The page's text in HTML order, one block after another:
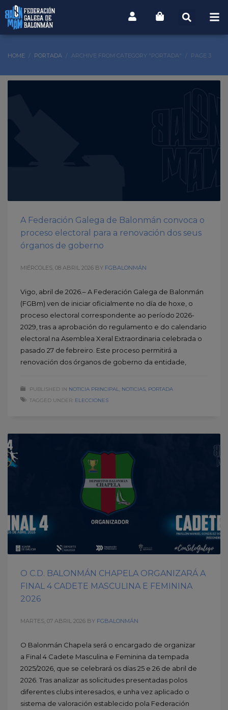
HOME PORTADA ARCHIVE FROM CATEGORY "PORTADA" PAGE 3
A Federación Galega de Balonmán convoca o
proceso electoral para a renovación dos seus
órganos de goberno
MIÉRCOLES, 08 ABRIL 2026 BY FGBALONMÁN
Vigo, abril de 2026.– A Federación Galega de Balonmán
(FGBm) ven de iniciar oficialmente no día de hoxe, o
proceso electoral correspondente ao período 2026-
2029, tras a aprobación do regulamento e do calendario
electoral na Asemblea Xeral Extraordinaria celebrada o
pasado 27 de febreiro. Este proceso permitirá a
renovación dos órganos de goberno da entidade,
PUBLISHED IN NOTICIA PRINCIPAL NOTICIAS PORTADA
TAGGED UNDER: ELECCIONES
O C.D. BALONMÁN CHAPELA ORGANIZARÁ A
FINAL 4 CADETE MASCULINA E FEMININA
2026
MARTES, 07 ABRIL 2026 BY FGBALONMÁN
O Balonmán Chapela será o encargado de organizar
a Final 4 Cadete Masculina e Feminina da tempada
2025/2026, que se celebrará os días 25 e 26 de abril de
2026. Tras analizar as solicitudes presentadas polos
diferentes clubs interesados, e unha vez aplicado o
sistema de valoración establecido pola Federación